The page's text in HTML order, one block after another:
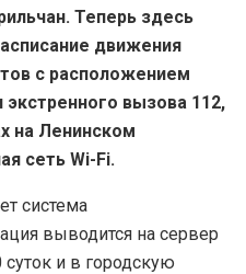
Теперь здесь
движения
с расположением
вызова 112,
на Ленинском
сеть Wi-Fi.
система
выводится на сервер
и в городскую